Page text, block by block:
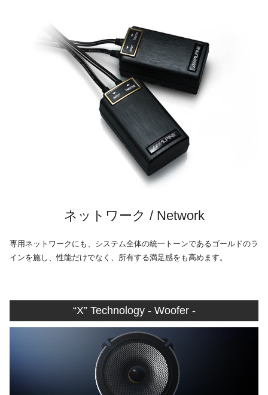
ネットワーク / Network
専用ネットワークにも、システム全体の統一トーンであるゴールドのラ
インを施し、性能だけでなく、所有する満足感をも高めます。
“X” Technology - Woofer -